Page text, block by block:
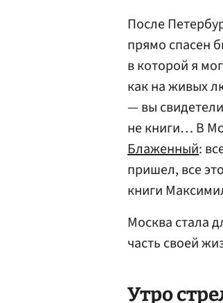
После
прямо спасен
в которой я
как на живых
— вы
не книги… В
Блаженный:
пришел, все
книги
Москва стала
часть своей
Утро